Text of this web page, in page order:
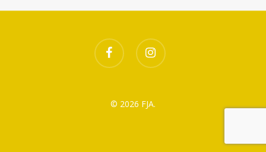
facebook instagram
© 2026 FJA.